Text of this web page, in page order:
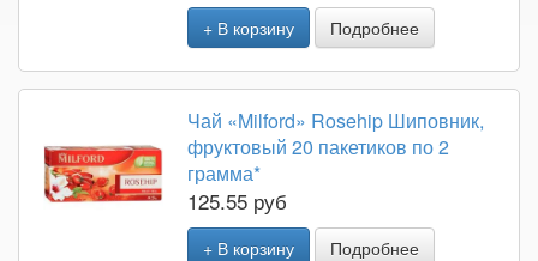
+ В корзину Подробнее
Чай «Milford» Rosehip Шиповник,
фруктовый 20 пакетиков по 2
грамма*
125.55 руб
+ В корзину Подробнее